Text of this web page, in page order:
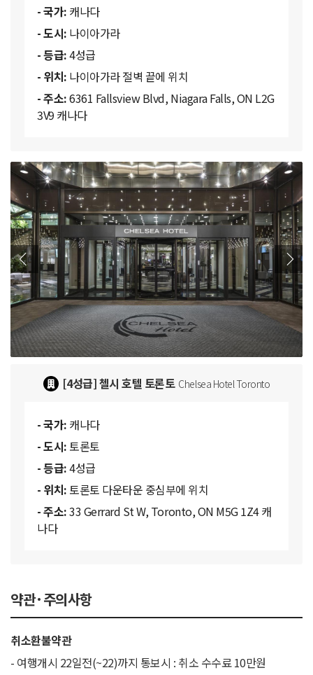
- 국가: 캐나다
- 도시: 나이아가라
- 등급:4성급
- 위치: 나이아가라 절벽 끝에 위치
- 주소:6361 Fallsview Blvd, Niagara Falls, ON L2G
3V9 캐나다
[4성급] 첼시 호텔 토론토 Chelsea Hotel Toronto
- 국가: 캐나다
- 도시: 토론토
- 등급:4성급
- 위치: 토론토 다운타운 중심부에 위치
- 주소:33 Gerrard St W, Toronto, ON M5G 1Z4 캐
나다
약관·주의사항
취소환불약관
- 여행개시 22일전(~22)까지 통보시 : 취소 수수료 10만원